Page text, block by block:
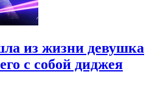
из жизни девушка
с собой диджея